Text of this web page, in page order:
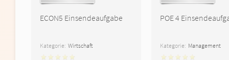
ECON5 Einsendeaufgabe
Kategorie: Wirtschaft
POE 4
Kategorie: Management